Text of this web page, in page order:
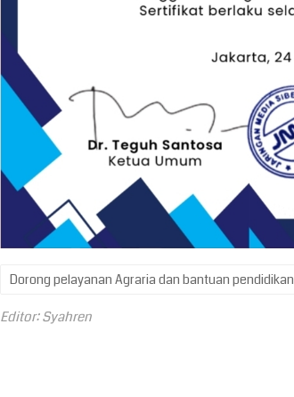
Dorong pelayanan Agraria dan bantuan pendidikan
Editor: Syahren